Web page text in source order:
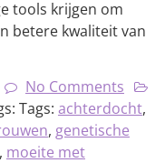
tools krijgen om
betere kwaliteit van
No Comments
Tags: achterdocht,
, genetische
, moeite met